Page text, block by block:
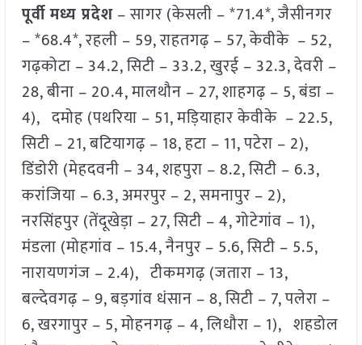
पूर्वी मध्य प्रदेश– सागर (केसली – *71.4*, जैसीनगर
– *68.4*, रहली – 59, राहतगढ़ – 57, केवीके – 52,
गढ़कोटा – 34.2, सिटी – 33.2, खुरई – 32.3, देवरी –
28, बीना – 20.4, मालथौन – 27, शाहगढ़ – 5, बंडा –
4), दमोह (पथरिया – 51, मड़ियाहार केवीके – 22.5,
सिटी – 21, बटियागढ़ – 18, हटा – 11, पटेरा – 2),
डिंडोरी (मेहदवनी – 34, शहपुरा – 8.2, सिटी – 6.3,
करांजिया – 6.3, अमरपुर – 2, समनापुर – 2),
नरसिंहपुर (तेंदूखेड़ा – 27, सिटी – 4, गोटेगांव – 1),
मंडला (मोहगांव – 15.4, नैनपुर – 5.6, सिटी – 5.5,
नारायणगंज – 2.4), टीकमगढ़ (जतारा – 13,
बल्देवगढ़ – 9, बड़गांव धंसान – 8, सिटी – 7, पलेरा –
6, खरगापुर – 5, मोहनगढ़ – 4, लिधौरा – 1), शहडोल